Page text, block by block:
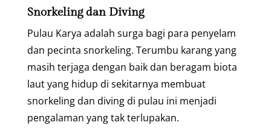
Snorkeling dan Diving
Pulau Karya adalah surga bagi para penyelam
dan pecinta snorkeling. Terumbu karang yang
masih terjaga dengan baik dan beragam biota
laut yang hidup di sekitarnya membuat
snorkeling dan diving di pulau ini menjadi
pengalaman yang tak terlupakan.